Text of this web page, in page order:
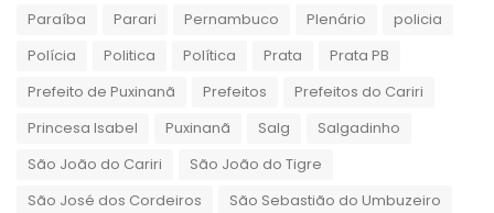
Paraíba
Parari Pernambuco Plenário
policia
Polícia
Politica Política Prata
Prata PB
Prefeito de Puxinanã
Prefeitos
Prefeitos do Cariri
Princesa Isabel
Puxinanã Salg
Salgadinho
São João do Cariri
São João do Tigre
São José dos Cordeiros
São Sebastião do Umbuzeiro